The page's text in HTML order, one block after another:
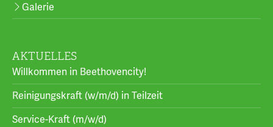
Galerie
AKTUELLES
Willkommen in Beethovencity!
Reinigungskraft (w/m/d) in Teilzeit
Service-Kraft (m/w/d)